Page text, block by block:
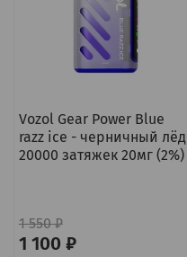
Vozol Gear Power Blue
razz ice - черничный лёд
20000 затяжек 20мг (2%)
1 550 ₽
1 100 ₽